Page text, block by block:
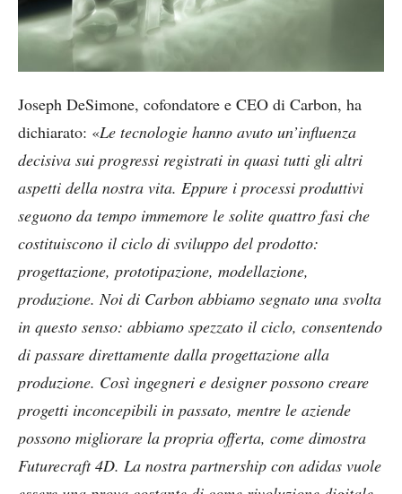
Joseph DeSimone, cofondatore e CEO di Carbon, ha
dichiarato: «Le tecnologie hanno avuto un’influenza
decisiva sui progressi registrati in quasi tutti gli altri
aspetti della nostra vita. Eppure i processi produttivi
seguono da tempo immemore le solite quattro fasi che
costituiscono il ciclo di sviluppo del prodotto:
progettazione, prototipazione, modellazione,
produzione. Noi di Carbon abbiamo segnato una svolta
in questo senso: abbiamo spezzato il ciclo, consentendo
di passare direttamente dalla progettazione alla
produzione. Così ingegneri e designer possono creare
progetti inconcepibili in passato, mentre le aziende
possono migliorare la propria offerta, come dimostra
Futurecraft 4D. La nostra partnership con adidas vuole